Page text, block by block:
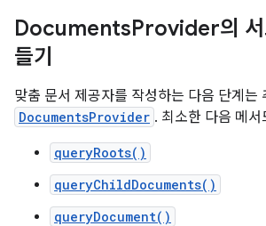
DocumentsProvider의 서
들기
맞춤 문서 제공자를 작성하는 다음 단계는
DocumentsProvider . 최소한 다음 메
queryRoots()
queryChildDocuments()
queryDocument()